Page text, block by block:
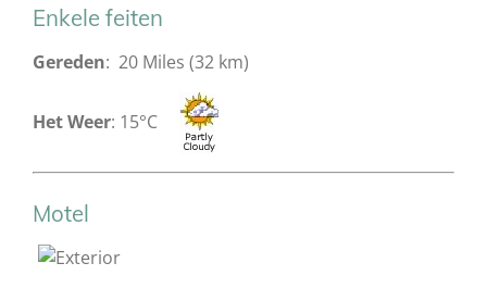
Enkele feiten
Gereden: 20 Miles (32 km)
Het Weer: 15°C
Motel